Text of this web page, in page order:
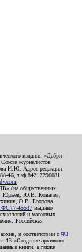
издания «Дебри-
журналистов
И.Ю. Адрес редакции:
46, т./ф.84212296081.
(на общественных
Ю.В. Ковалев,
О.В. Егорова
45537 выдано
и массовых
Российская
в соответствии с ФЗ
13 «Создание архивов».
книги, а также